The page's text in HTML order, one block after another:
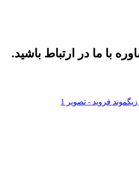
با ما در ارتباط باشید.